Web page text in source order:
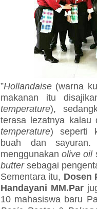
”Hollandaise (warna
makanan itu
temperature),
terasa lezatnya
temperature) seperti
buah dan
menggunakanolive oil
buttersebagai
Sementara itu, Dosen
Handayani MM.Par
10 mahasiswa baru